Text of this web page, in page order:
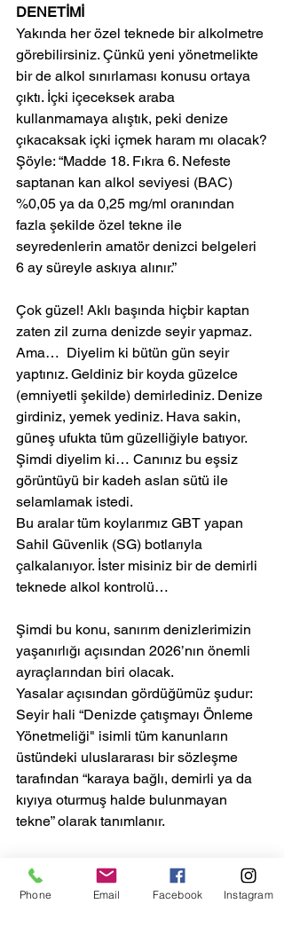
DENETİMİ
Yakında her özel teknede bir alkolmetre
görebilirsiniz. Çünkü yeni yönetmelikte
bir de alkol sınırlaması konusu ortaya
çıktı. İçki içeceksek araba
kullanmamaya alıştık, peki denize
çıkacaksak içki içmek haram mı olacak?
Şöyle: “Madde 18. Fıkra 6. Nefeste
saptanan kan alkol seviyesi (BAC)
%0,05 ya da 0,25 mg/ml oranından
fazla şekilde özel tekne ile
seyredenlerin amatör denizci belgeleri
6 ay süreyle askıya alınır.”
Çok güzel! Aklı başında hiçbir kaptan
zaten zil zurna denizde seyir yapmaz.
Ama…  Diyelim ki bütün gün seyir
yaptınız. Geldiniz bir koyda güzelce
(emniyetli şekilde) demirlediniz. Denize
girdiniz, yemek yediniz. Hava sakin,
güneş ufukta tüm güzelliğiyle batıyor.
Şimdi diyelim ki… Canınız bu eşsiz
görüntüyü bir kadeh aslan sütü ile
selamlamak istedi.
Bu aralar tüm koylarımız GBT yapan
Sahil Güvenlik (SG) botlarıyla
çalkalanıyor. İster misiniz bir de demirli
teknede alkol kontrolü…
Şimdi bu konu, sanırım denizlerimizin
yaşanırlığı açısından 2026’nın önemli
ayraçlarından biri olacak.
Yasalar açısından gördüğümüz şudur:
Seyir hali “Denizde çatışmayı Önleme
Yönetmeliği" isimli tüm kanunların
üstündeki uluslararası bir sözleşme
tarafından “karaya bağlı, demirli ya da
kıyıya oturmuş halde bulunmayan
tekne” olarak tanımlanır.
şekilde demirli ya da demirli ve
kıçtankara kıyıya bağlı ya da karaya (ya
Phone Email Facebook Instagram